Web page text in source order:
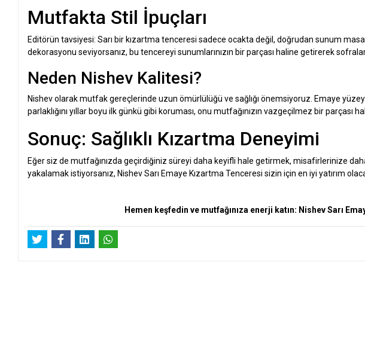
Mutfakta Stil İpuçları
Editörün tavsiyesi: Sarı bir kızartma tenceresi sadece ocakta değil, doğrudan sunum
dekorasyonu seviyorsanız, bu tencereyi sunumlarınızın bir parçası haline getirerek
Neden Nishev Kalitesi?
Nishev olarak mutfak gereçlerinde uzun ömürlülüğü ve sağlığı önemsiyoruz. Emaye
parlaklığını yıllar boyu ilk günkü gibi koruması, onu mutfağınızın vazgeçilmez bir parçası
Sonuç: Sağlıklı Kızartma Deneyimi
Eğer siz de mutfağınızda geçirdiğiniz süreyi daha keyifli hale getirmek, misafirlerinize
yakalamak istiyorsanız, Nishev Sarı Emaye Kızartma Tenceresi sizin için en iyi yatırım
Hemen keşfedin ve mutfağınıza enerji katın: Nishev Sarı